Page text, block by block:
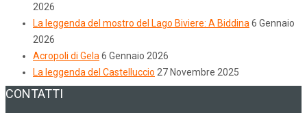
2026
La leggenda del mostro del Lago Biviere: A Biddina 6 Gennaio
2026
Acropoli di Gela 6 Gennaio 2026
La leggenda del Castelluccio 27 Novembre 2025
CONTATTI